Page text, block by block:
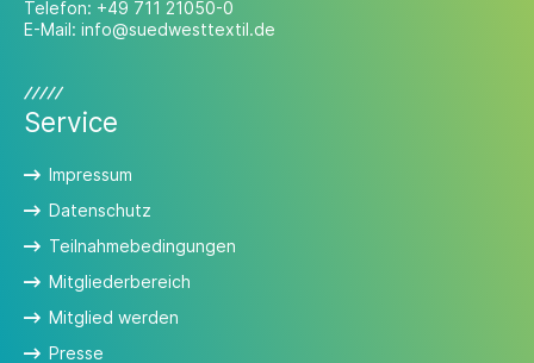
Telefon: +49 711 21050-0
E-Mail: info@suedwesttextil.de
Service
Impressum
Datenschutz
Teilnahmebedingungen
Mitgliederbereich
Mitglied werden
Presse